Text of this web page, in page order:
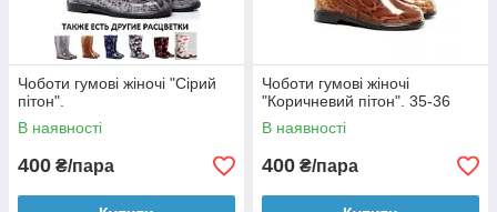
Чоботи гумові жіночі "Сірий
пітон".
В наявності
400 ₴/пара
Чоботи гумові жіночі
"Коричневий пітон". 35-36
В наявності
400 ₴/пара